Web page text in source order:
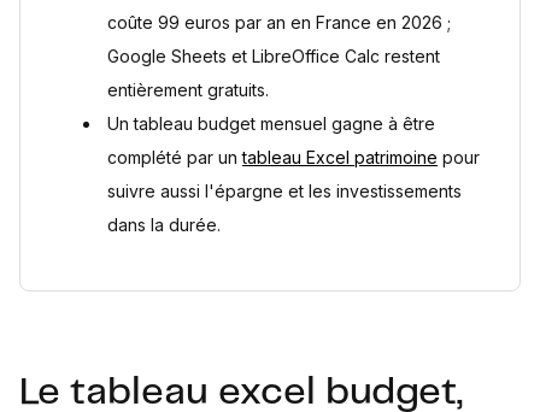
coûte 99 euros par an en France en 2026 ;
Google Sheets et LibreOffice Calc restent
entièrement gratuits.
Un tableau budget mensuel gagne à être
complété par untableau Excel patrimoine pour
suivre aussi l'épargne et les investissements
dans la durée.
Le tableau excel budget,